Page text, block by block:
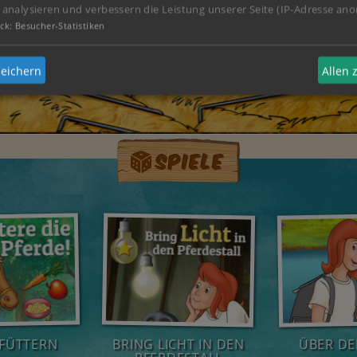
Spiele
BRING LICHT IN DEN ÜBER
und verbessern die Leistung unserer Seite (IP-Adresse
: Besucher-Statistiken
Allen